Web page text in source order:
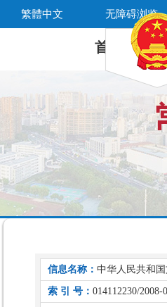
繁體中文 无障碍浏览
首 页
信息名称： 中华人民共和
索 引 号： 014112230/2008-